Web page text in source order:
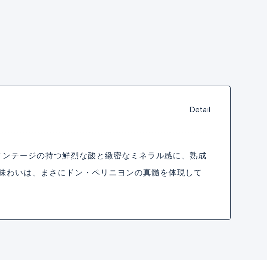
Detail
テージの持つ鮮烈な酸と緻密なミネラル感に、熟成
いは、まさにドン・ペリニヨンの真髄を体現して